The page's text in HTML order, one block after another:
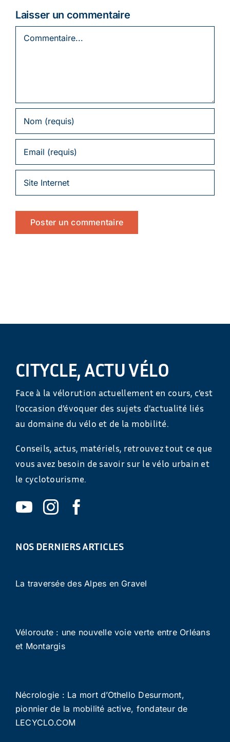
Laisser un commentaire
CITYCLE, ACTU VÉLO
Face à la vélorution actuellement en cours, c’est
l’occasion d’évoquer des sujets d’actualité liés
au domaine du vélo et de la mobilité.
Conseils, actus, matériels, retrouvez tout ce que
vous avez besoin de savoir sur le vélo urbain et
le cyclotourisme.
NOS DERNIERS ARTICLES
La traversée des Alpes en Gravel
Véloroute : une nouvelle voie verte entre Orléans
et Montargis
Nécrologie : La mort d’Othello Desurmont,
pionnier de la mobilité active, fondateur de
LECYCLO.COM